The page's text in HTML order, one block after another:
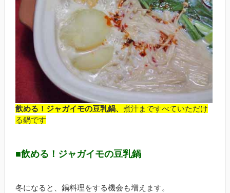
飲める！ジャガイモの豆乳鍋、 煮汁まですべていただけ
る鍋です
■飲める！ジャガイモの豆乳鍋
冬になると、鍋料理をする機会も増えます。